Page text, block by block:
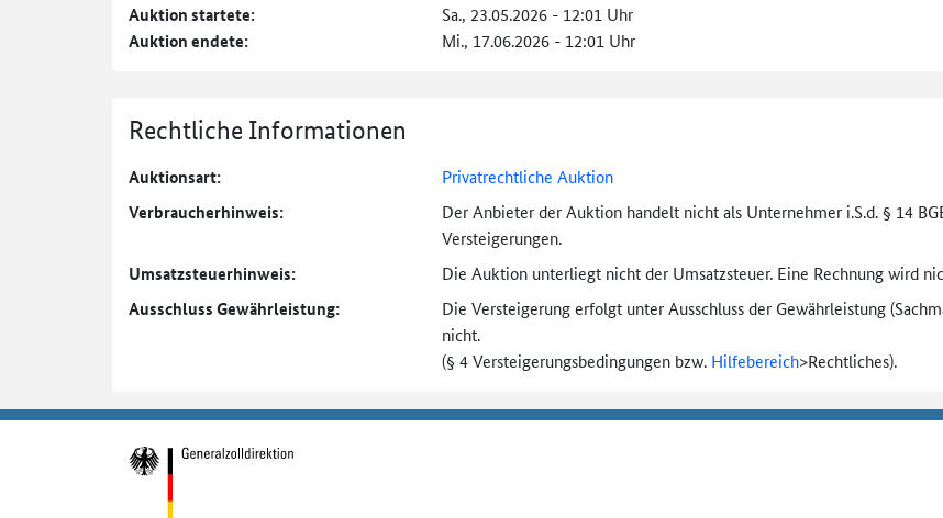
Auktion startete: Sa., 23.05.2026 - 12:01 Uhr
Auktion endete: Mi., 17.06.2026 - 12:01 Uhr
Rechtliche Informationen
Auktionsart: Privatrechtliche Auktion
Verbraucher­hinweis:
Der Anbieter der Auktion handelt nicht als Unternehmer i.S.d. § 14
Versteigerungen.
Umsatzsteuer­hinweis: Die Auktion unterliegt nicht der Umsatzsteuer. Eine Rechnung wird
Ausschluss Gewährleistung: Die Versteigerung erfolgt unter Ausschluss der Gewährleistung
nicht.
(§ 4 Versteigerungs­bedingungen bzw. Hilfebereich>Rechtliches).